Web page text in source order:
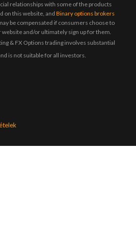
relationships with some of the products
on this website, and Binary options brokers
be compensated if consumers choose to
website and/or ultimately sign up for them.
& FX Options trading involves substantial
is not suitable for all investors.